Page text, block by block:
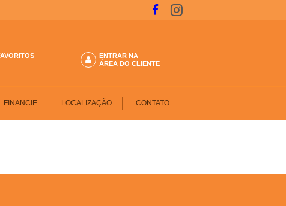
ENTRAR NA
ÁREA DO CLIENTE
FINANCIE LOCALIZAÇÃO CONTATO